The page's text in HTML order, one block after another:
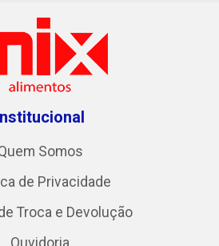
Somos
de Privacidade
Troca e Devolução
Ouvidoria